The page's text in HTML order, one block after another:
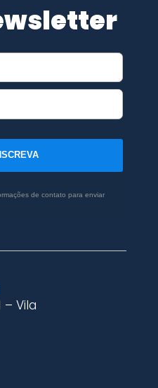
de contato para enviar
– Vila